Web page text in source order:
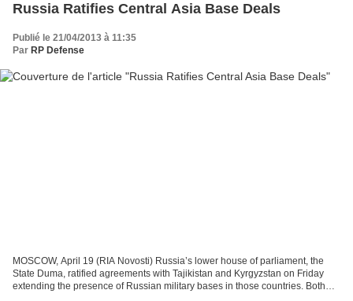
Russia Ratifies Central Asia Base Deals
Publié le 21/04/2013 à 11:35
Par RP Defense
MOSCOW, April 19 (RIA Novosti) Russia’s lower house of parliament, the
State Duma, ratified agreements with Tajikistan and Kyrgyzstan on Friday
extending the presence of Russian military bases in those countries. Both